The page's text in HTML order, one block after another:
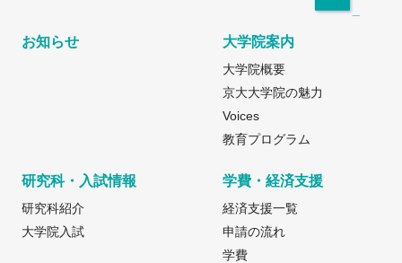
お知らせ 大学院案内
大学院概要
京大大学院の魅力
Voices
教育プログラム
研究科・入試情報
研究科紹介
大学院入試
学費・経済支援
経済支援一覧
申請の流れ
学費